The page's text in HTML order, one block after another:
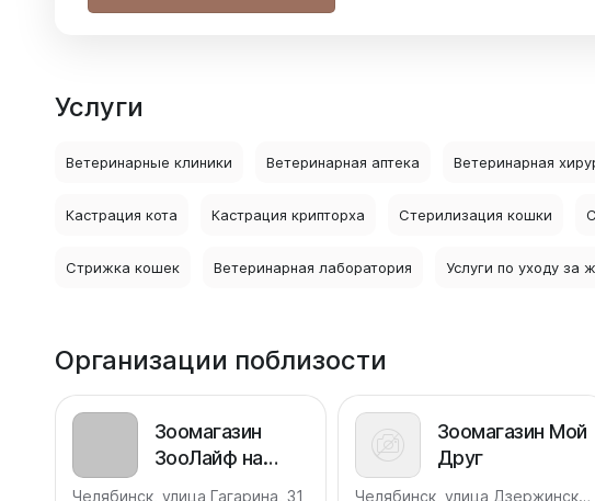
Услуги
Ветеринарные клиники Ветеринарная аптека Ветеринарная
Кастрация кота Кастрация крипторха Стерилизация кошки
Стрижка кошек Ветеринарная лаборатория Услуги по уходу за
Организации поблизости
Зоомагазин
ЗооЛайф на
Челябинск, улица Гагарина, 31
Зоомагазин Мой
Друг
Челябинск, улица Дзержинского, 110